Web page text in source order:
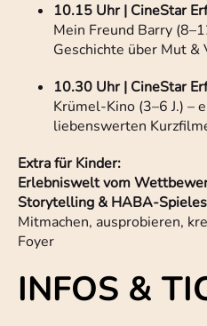
10.15 Uhr | CineStar
Mein Freund Barry
Geschichte über Mut &
10.30 Uhr | CineStar
Krümel-Kino (3–6 J.) –
liebenswerten
Extra für Kinder:
Erlebniswelt vom
Storytelling & HABA-
Mitmachen, ausprobieren,
Foyer
INFOS &